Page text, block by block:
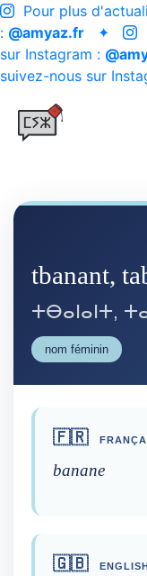
Pour plus
: @amyaz.fr ✦
sur Instagram :
suivez-nous sur
tbanant,
ⵜⴱⴰⵏⴰⵏⵜ,
nom féminin
🇫🇷
banane
🇬🇧